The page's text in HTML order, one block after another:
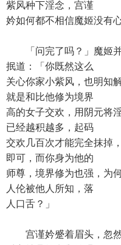
紫风种下淫念，宫谨
妗如何都不相信魔姬没有
「问完了吗？」魔姬并
抿道：「你既然这么
关心你家小紫风，也明知
就是和比他修为境界
高的女子交欢，用阴元将
已经越积越多，起码
交欢几百次才能完全抹掉
即可，而你身为他的
师尊，境界修为也强，为
人伦被他人所知，落
人口舌？」
宫谨妗蹙着眉头，忽然